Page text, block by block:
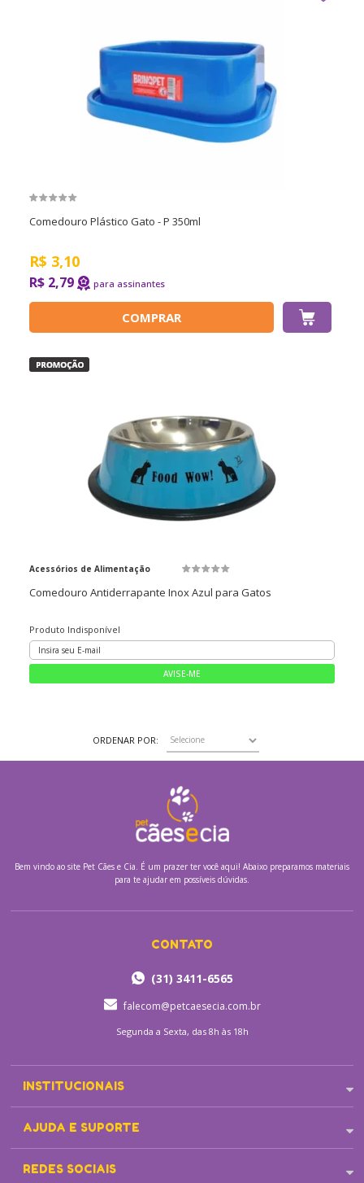
Comedouro Plástico Gato - P 350ml
R$ 3,10
R$ 2,79
COMPRAR
Acessórios de Alimentação
Comedouro Antiderrapante Inox Azul para Gatos
Produto Indisponível
ORDENAR POR:
Bem vindo ao site Pet Cães e Cia. É um prazer ter você aqui! Abaixo preparamos materiais
para te ajudar em possíveis dúvidas.
CONTATO
(31) 3411-6565
falecom@petcaesecia.com.br
Segunda a Sexta, das 8h às 18h
INSTITUCIONAIS
AJUDA E SUPORTE
REDES SOCIAIS